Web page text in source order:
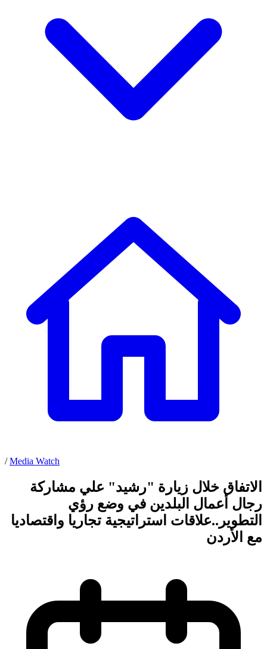
/ Media Watch
الاتفاق خلال زيارة "رشيد" علي مشاركة
رجال أعمال البلدين في وضع رؤي
التطوير..علاقات استراتيجية تجاريا واقتصاديا
مع الأردن